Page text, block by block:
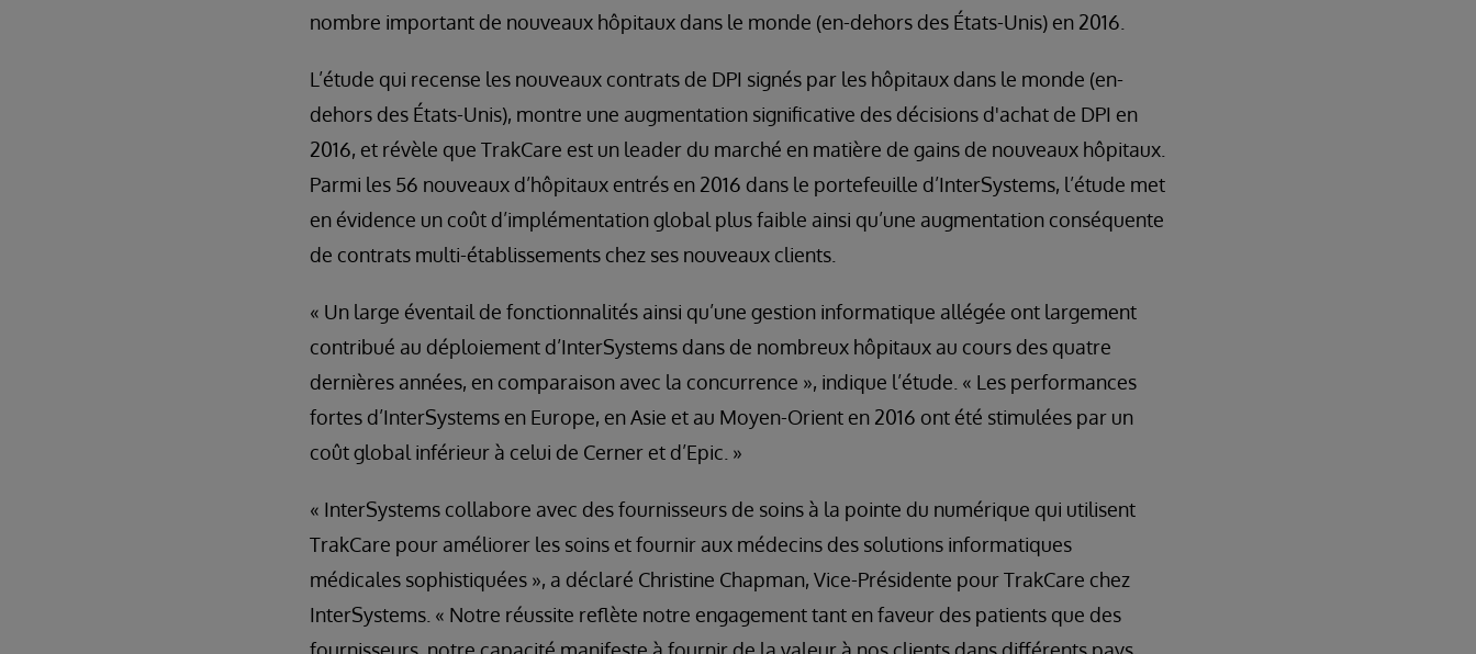
nombre important de nouveaux hôpitaux dans le monde (en-dehors des États-Unis) en 2016.
L’étude qui recense les nouveaux contrats de DPI signés par les hôpitaux dans le monde (en-
dehors des États-Unis), montre une augmentation significative des décisions d'achat de DPI en
2016, et révèle que TrakCare est un leader du marché en matière de gains de nouveaux hôpitaux.
Parmi les 56 nouveaux d’hôpitaux entrés en 2016 dans le portefeuille d’InterSystems, l’étude met
en évidence un coût d’implémentation global plus faible ainsi qu’une augmentation conséquente
de contrats multi-établissements chez ses nouveaux clients.
« Un large éventail de fonctionnalités ainsi qu’une gestion informatique allégée ont largement
contribué au déploiement d’InterSystems dans de nombreux hôpitaux au cours des quatre
dernières années, en comparaison avec la concurrence », indique l’étude. « Les performances
fortes d’InterSystems en Europe, en Asie et au Moyen-Orient en 2016 ont été stimulées par un
coût global inférieur à celui de Cerner et d’Epic. »
« InterSystems collabore avec des fournisseurs de soins à la pointe du numérique qui utilisent
TrakCare pour améliorer les soins et fournir aux médecins des solutions informatiques
médicales sophistiquées », a déclaré Christine Chapman, Vice-Présidente pour TrakCare chez
InterSystems. « Notre réussite reflète notre engagement tant en faveur des patients que des